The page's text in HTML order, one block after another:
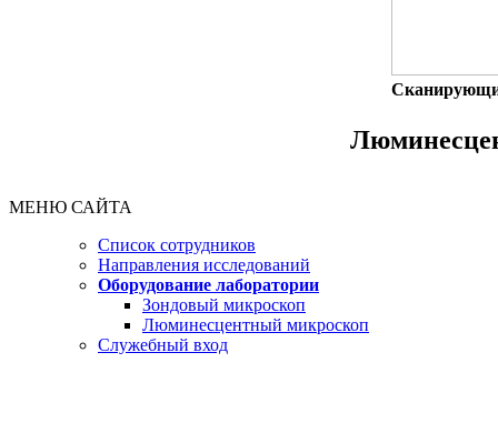
МЕНЮ САЙТА
Список сотрудников
Направления исследований
Оборудование лаборатории
Зондовый микроскоп
Люминесцентный микроскоп
Служебный вход